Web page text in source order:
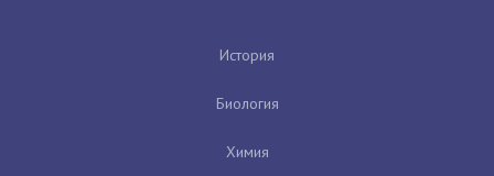
История
Биология
Химия